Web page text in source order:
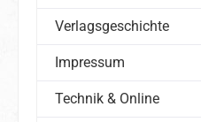
Verlagsgeschichte
Impressum
Technik & Online